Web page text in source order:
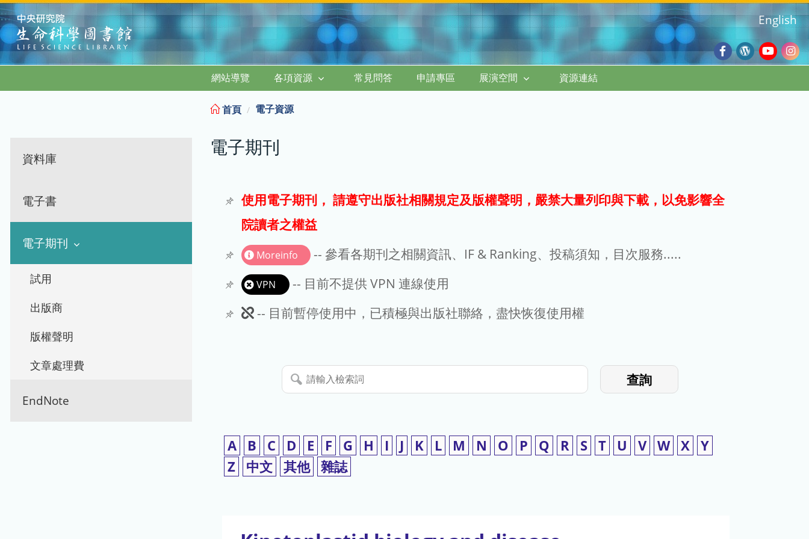
:::
Facebook
Wordpress
Blog
English
網站導覽 各項資源 常見問答 申請專區 展演空間 資源連結
資料庫
電子書
電子期刊
試用
出版商
版權聲明
文章處理費
EndNote
首頁 電子資源
電子期刊
使用電子期刊， 請遵守出版社相關規定及版權聲明，嚴禁大量列印與下載，以免影響全
院讀者之權益
Moreinfo -- 參看各期刊之相關資訊、IF & Ranking、投稿須知，目次服務.....
VPN
-- 目前不提供 VPN 連線使用
此
使
用
-- 目前暫停使用中，已積極與出版社聯絡，盡快恢復使用權
請
輸
索
詞
查詢
A B C D E F G H I J K L M N O P Q R S T U V W X Y
Z
中文 其他 雜誌